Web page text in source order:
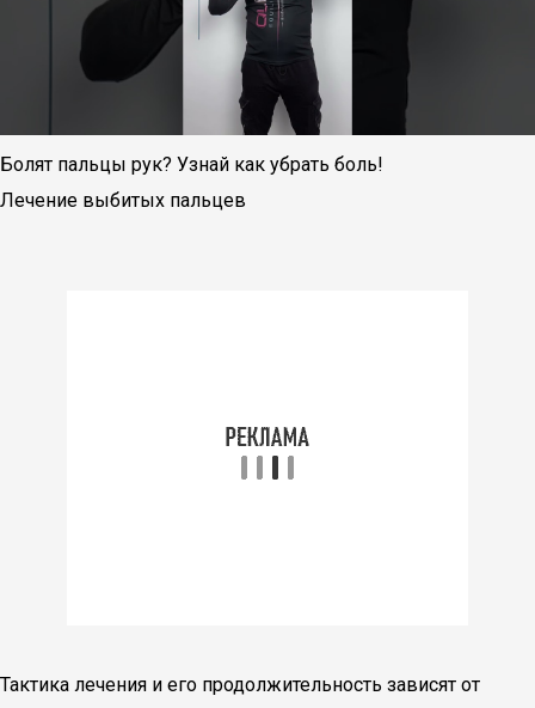
Болят пальцы рук? Узнай как убрать боль!
Лечение выбитых пальцев
Тактика лечения и его продолжительность зависят от